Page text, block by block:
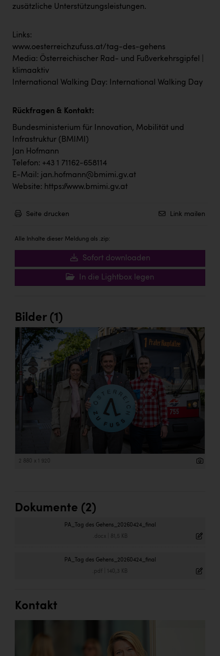
zusätzliche Unterstützungsleistungen.
Links:
www.oesterreichzufuss.at/tag-des-gehens
Media: Österreichischer Rad- und Fußverkehrsgipfel |
klimaaktiv
International Walking Day: International Walking Day
Rückfragen & Kontakt:
Bundesministerium für Innovation, Mobilität und
Infrastruktur (BMIMI)
Jan Hofmann
Telefon: +43 1 71162-658114
E-Mail: jan.hofmann@bmimi.gv.at
Website: https://www.bmimi.gv.at
Seite drucken Link mailen
Alle Inhalte dieser Meldung als .zip:
Sofort downloaden
In die Lightbox legen
Bilder (1)
2 880 x 1 920
Dokumente (2)
PA_Tag des Gehens_20260424_final
.docx| 81,5 KB
PA_Tag des Gehens_20260424_final
.pdf 140,3 KB
Kontakt